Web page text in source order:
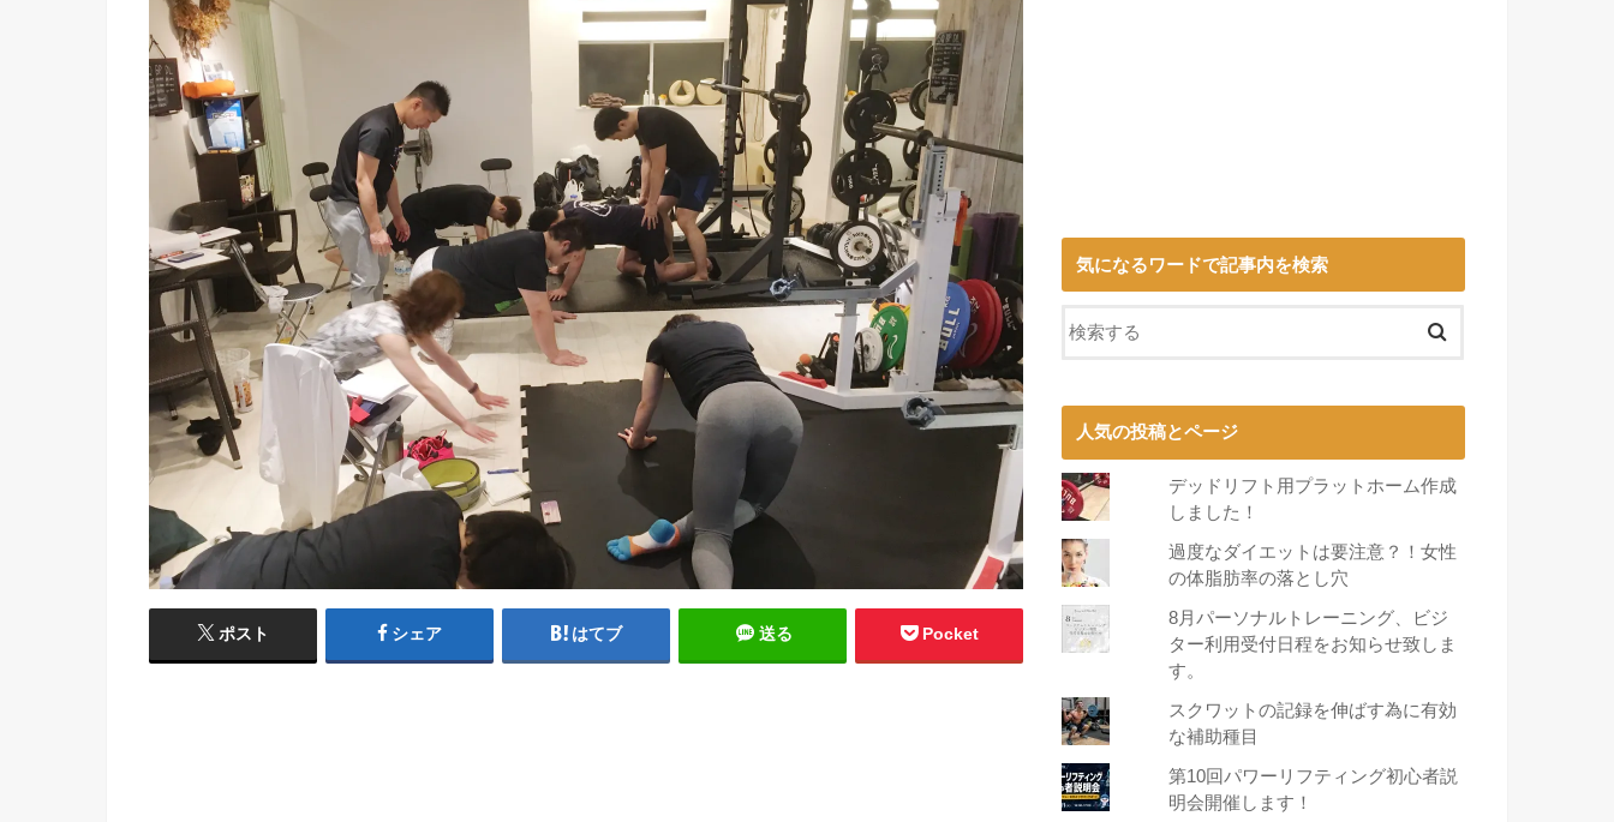
ポスト シェア はてブ 送る Pocket
気になるワードで記事内を検索
人気の投稿とページ
デッドリフト用プラットホーム作成
しました！
過度なダイエットは要注意？！女性
の体脂肪率の落とし穴
8月パーソナルトレーニング、ビジ
ター利用受付日程をお知らせ致しま
す。
スクワットの記録を伸ばす為に有効
な補助種目
第10回パワーリフティング初心者説
明会開催します！